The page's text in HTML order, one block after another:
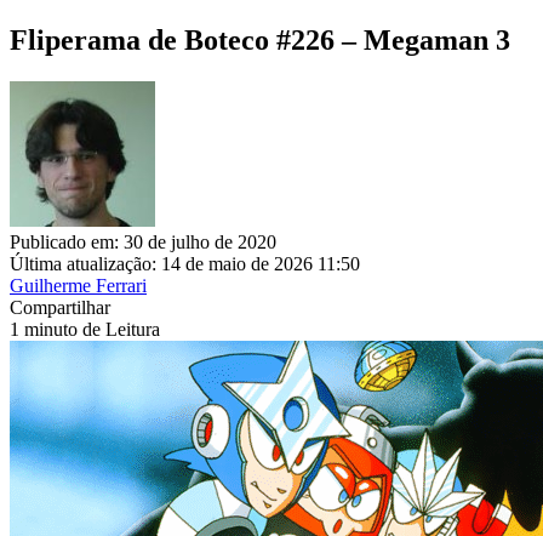
Fliperama de Boteco #226 – Megaman 3
Publicado em: 30 de julho de 2020
Última atualização: 14 de maio de 2026 11:50
Guilherme Ferrari
Compartilhar
1 minuto de Leitura